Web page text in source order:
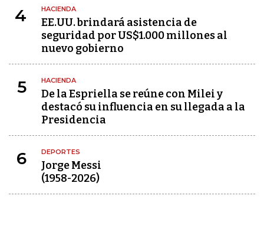
4 HACIENDA
EE.UU. brindará asistencia de
seguridad por US$1.000 millones al
nuevo gobierno
5 HACIENDA
De la Espriella se reúne con Milei y
destacó su influencia en su llegada a la
Presidencia
6 DEPORTES
Jorge Messi
(1958-2026)